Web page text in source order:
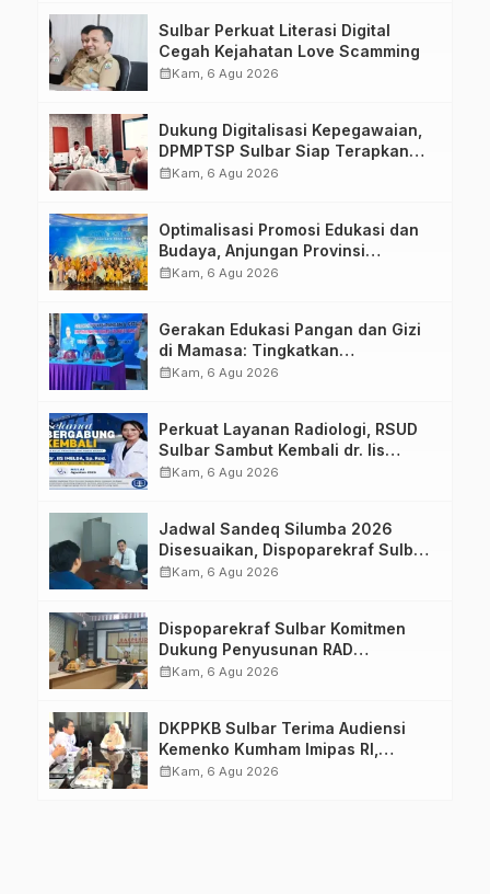
Sulbar Perkuat Literasi Digital
Cegah Kejahatan Love Scamming
calendar_monthKam, 6 Agu 2026
Dukung Digitalisasi Kepegawaian,
DPMPTSP Sulbar Siap Terapkan
Aplikasi FLEKSI ASN
calendar_monthKam, 6 Agu 2026
Optimalisasi Promosi Edukasi dan
Budaya, Anjungan Provinsi
Sulawesi Barat Perkuat Kolaborasi
calendar_monthKam, 6 Agu 2026
Gerakan Edukasi Pangan dan Gizi
di Mamasa: Tingkatkan
Pengetahuan dan Keterampilan
calendar_monthKam, 6 Agu 2026
Perkuat Layanan Radiologi, RSUD
Sulbar Sambut Kembali dr. Iis
Imelda, Sp.Rad
calendar_monthKam, 6 Agu 2026
Jadwal Sandeq Silumba 2026
Disesuaikan, Dispoparekraf Sulbar
Pastikan Persiapan Tetap
calendar_monthKam, 6 Agu 2026
Dispoparekraf Sulbar Komitmen
Dukung Penyusunan RAD
TPB/SDGs Sulawesi Barat
calendar_monthKam, 6 Agu 2026
DKPPKB Sulbar Terima Audiensi
Kemenko Kumham Imipas RI,
Perkuat Pelayanan Kesehatan bagi
calendar_monthKam, 6 Agu 2026